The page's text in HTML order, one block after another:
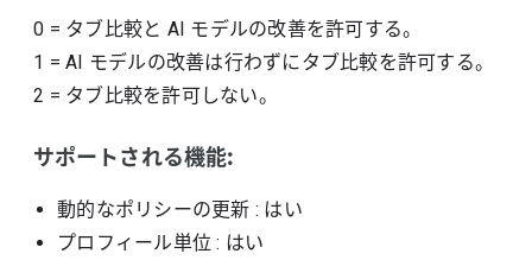
0 = タブ比較と AI モデルの改善を許可する。
1 =AI モデルの改善は行わずにタブ比較を許可する。
2 = タブ比較を許可しない。
サポートされる機能:
動的なポリシーの更新 : はい
プロフィール単位 : はい